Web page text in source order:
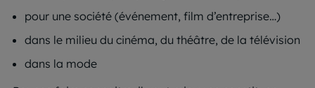
pour une société (événement, film d’entreprise…)
dans le milieu du cinéma, du théâtre, de la télévision
dans la mode